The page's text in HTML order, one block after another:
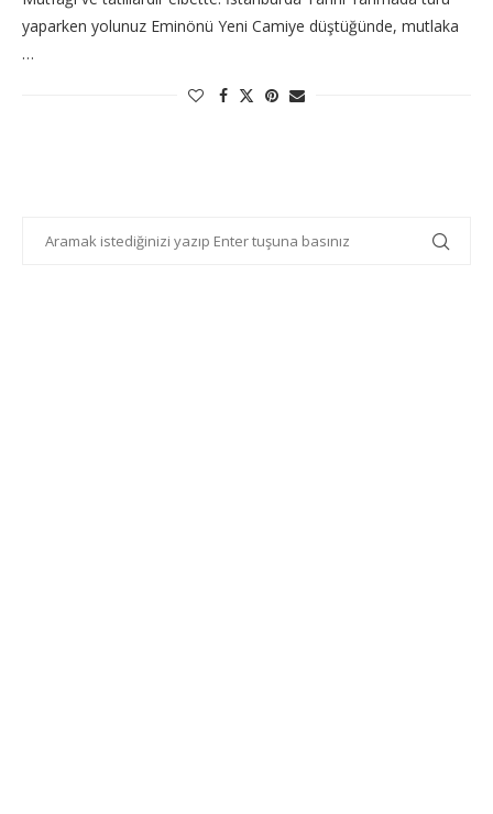
yaparken yolunuz Eminönü Yeni Camiye düştüğünde, mutlaka
…